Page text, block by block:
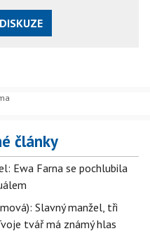
články
Ewa Farna se pochlubila
Slavný manžel, tři
tvář má známý hlas